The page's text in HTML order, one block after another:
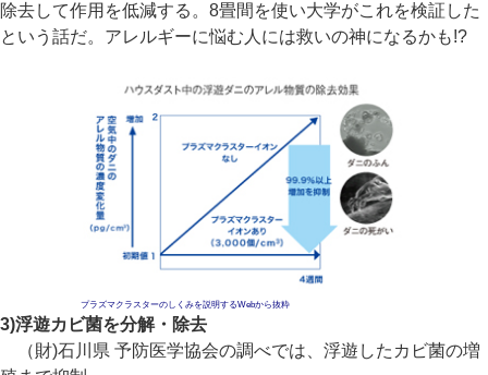
除去して作用を低減する。8畳間を使い大学がこれを検証した
という話だ。アレルギーに悩む人には救いの神になるかも!?
プラズマクラスターのしくみを説明するWebから抜粋
3)浮遊カビ菌を分解・除去
（財)石川県 予防医学協会の調べでは、浮遊したカビ菌の増